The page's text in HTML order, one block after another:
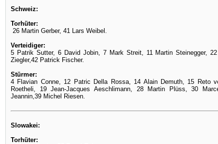
Schweiz:
Torhüter:
26 Martin Gerber, 41 Lars Weibel.
Verteidiger:
5 Patrik Sutter, 6 David Jobin, 7 Mark Streit, 11 Martin Steinegger,
Ziegler,42 Patrick Fischer.
Stürmer:
4 Flavian Conne, 12 Patric Della Rossa, 14 Alain Demuth, 15 Reto
Roetheli, 19 Jean-Jacques Aeschlimann, 28 Martin Plüss, 30
Jeannin,39 Michel Riesen.
Slowakei:
Torhüter: